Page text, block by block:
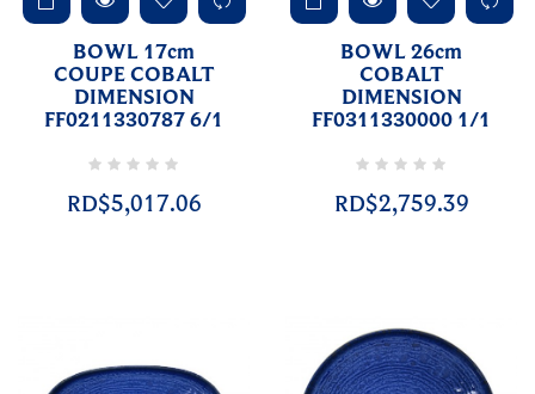
BOWL 17cm
COUPE COBALT
DIMENSION
FF0211330787 6/1
RD$5,017.06
BOWL 26cm
COBALT
DIMENSION
FF0311330000 1/1
RD$2,759.39